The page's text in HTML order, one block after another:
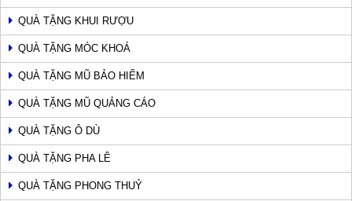
QUÀ TẶNG KHUI RƯỢU
QUÀ TẶNG MÓC KHOÁ
QUÀ TẶNG MŨ BẢO HIỂM
QUÀ TẶNG MŨ QUẢNG CÁO
QUÀ TẶNG Ô DÙ
QUÀ TẶNG PHA LÊ
QUÀ TẶNG PHONG THUỶ